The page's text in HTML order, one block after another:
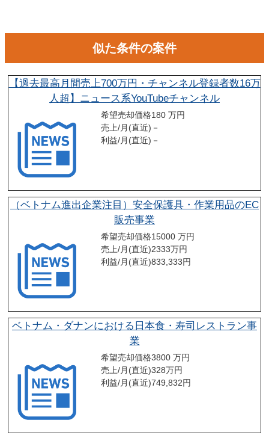
似た条件の案件
【過去最高月間売上700万円・チャンネル登録者数16万
人超】ニュース系YouTubeチャンネル
希望売却価格180 万円
売上/月(直近) －
利益/月(直近) －
（ベトナム進出企業注目）安全保護具・作業用品のEC
販売事業
希望売却価格15000 万円
売上/月(直近)2333万円
利益/月(直近)833,333円
ベトナム・ダナンにおける日本食・寿司レストラン事
業
希望売却価格3800 万円
売上/月(直近)328万円
利益/月(直近)749,832円